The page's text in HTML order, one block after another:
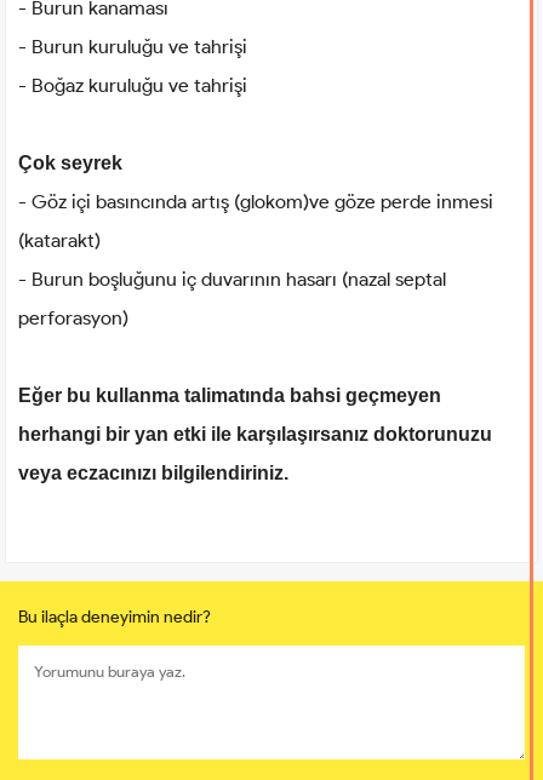
- Burun kanaması
- Burun kuruluğu ve tahrişi
- Boğaz kuruluğu ve tahrişi
Çok seyrek
- Göz içi basıncında artış (glokom)ve göze perde inmesi
(katarakt)
- Burun boşluğunu iç duvarının hasarı (nazal septal
perforasyon)
Eğer bu kullanma talimatında bahsi geçmeyen
herhangi bir yan etki ile karşılaşırsanız doktorunuzu
veya eczacınızı bilgilendiriniz.
Bu ilaçla deneyimin nedir?